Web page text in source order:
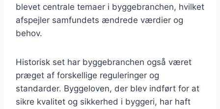
blevet centrale temaer i byggebranchen, hvilket
afspejler samfundets ændrede værdier og
behov.
Historisk set har byggebranchen også været
præget af forskellige reguleringer og
standarder. Byggeloven, der blev indført for at
sikre kvalitet og sikkerhed i byggeri, har haft